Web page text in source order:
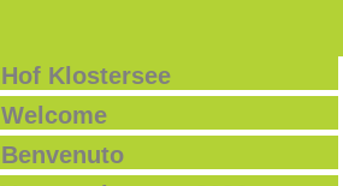
Hof Klostersee
Welcome
Benvenuto